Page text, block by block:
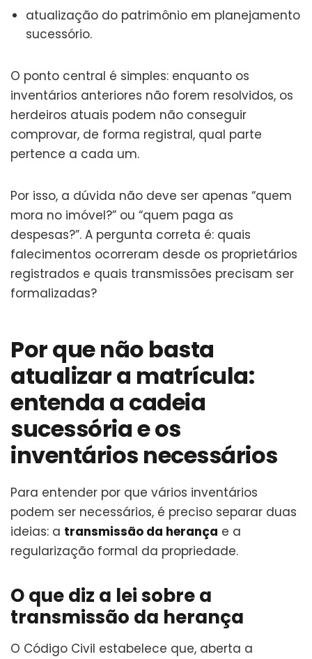
atualização do patrimônio em planejamento
sucessório.
O ponto central é simples: enquanto os
inventários anteriores não forem resolvidos, os
herdeiros atuais podem não conseguir
comprovar, de forma registral, qual parte
pertence a cada um.
Por isso, a dúvida não deve ser apenas “quem
mora no imóvel?” ou “quem paga as
despesas?”. A pergunta correta é: quais
falecimentos ocorreram desde os proprietários
registrados e quais transmissões precisam ser
formalizadas?
Por que não basta
atualizar a matrícula:
entenda a cadeia
sucessória e os
inventários necessários
Para entender por que vários inventários
podem ser necessários, é preciso separar duas
ideias: a transmissão da herança e a
regularização formal da propriedade.
O que diz a lei sobre a
transmissão da herança
O Código Civil estabelece que, aberta a